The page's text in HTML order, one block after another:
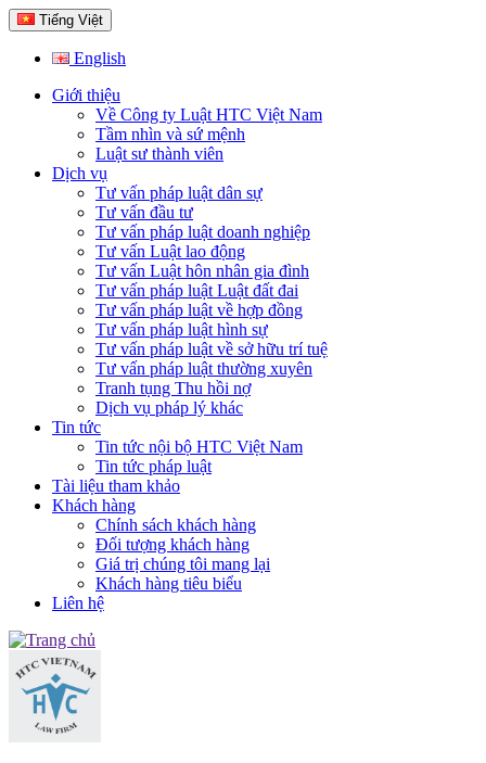
Tiếng Việt
English
Giới thiệu
Về Công ty Luật HTC Việt Nam
Tầm nhìn và sứ mệnh
Luật sư thành viên
Dịch vụ
Tư vấn pháp luật dân sự
Tư vấn đầu tư
Tư vấn pháp luật doanh nghiệp
Tư vấn Luật lao động
Tư vấn Luật hôn nhân gia đình
Tư vấn pháp luật Luật đất đai
Tư vấn pháp luật về hợp đồng
Tư vấn pháp luật hình sự
Tư vấn pháp luật về sở hữu trí tuệ
Tư vấn pháp luật thường xuyên
Tranh tụng Thu hồi nợ
Dịch vụ pháp lý khác
Tin tức
Tin tức nội bộ HTC Việt Nam
Tin tức pháp luật
Tài liệu tham khảo
Khách hàng
Chính sách khách hàng
Đối tượng khách hàng
Giá trị chúng tôi mang lại
Khách hàng tiêu biểu
Liên hệ